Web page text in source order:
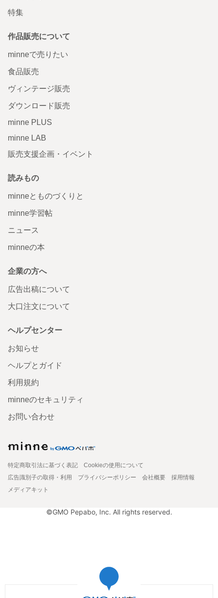
特集
作品販売について
minneで売りたい
食品販売
ヴィンテージ販売
ダウンロード販売
minne PLUS
minne LAB
販売支援企画・イベント
読みもの
minneとものづくりと
minne学習帖
ニュース
minneの本
企業の方へ
広告出稿について
大口注文について
ヘルプセンター
お知らせ
ヘルプとガイド
利用規約
minneのセキュリティ
お問い合わせ
特定商取引法に基づく表記
Cookieの使用について
広告識別子の取得・利用
プライバシーポリシー 会社概要
採用情報
メディアキット
©GMO Pepabo, Inc. All rights reserved.